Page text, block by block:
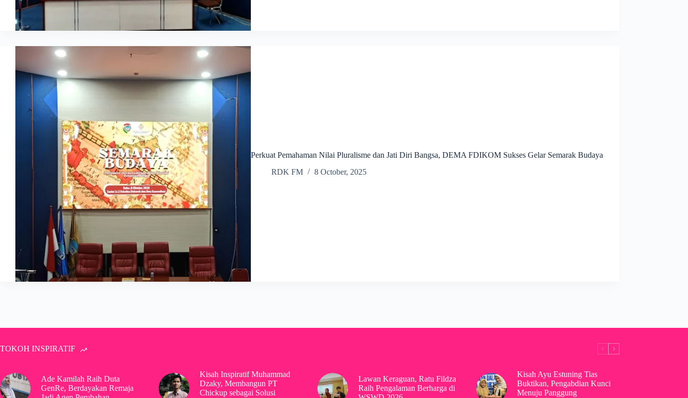
Perkuat Pemahaman Nilai Pluralisme dan Jati Diri Bangsa, DEMA FDIKOM Sukses Gelar Semarak Budaya
RDK FM
8 October, 2025
TOKOH INSPIRATIF
Ade Kamilah Raih Duta
GenRe, Berdayakan Remaja
Kisah Inspiratif Muhammad
Dzaky, Membangun PT
Chickup sebagai Solusi
Lawan Keraguan, Ratu Fildza
Raih Pengalaman Berharga di
Kisah Ayu Estuning Tias
Buktikan, Pengabdian Kunci
Menuju Panggung